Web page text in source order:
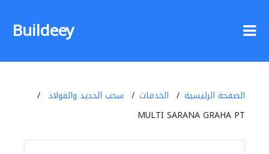
Buildeey
الصفحة الرئيسية الخدمات
سحب الحديد والفولاذ
MULTI SARANA GRAHA PT